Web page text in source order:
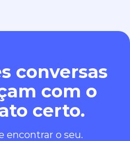
conversas
com o
certo.
encontrar o seu.